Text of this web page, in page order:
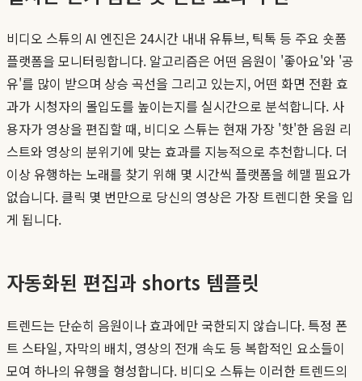
비디오 스튜의 AI 엔진은 24시간 내내 유튜브, 틱톡 등 주요 숏폼
플랫폼을 모니터링합니다. 알고리즘은 어떤 음원이 '좋아요'와 '공
유'를 많이 받으며 상승 곡선을 그리고 있는지, 어떤 화면 전환 효
과가 시청자의 몰입도를 높이는지를 실시간으로 분석합니다. 사
용자가 영상을 편집할 때, 비디오 스튜는 현재 가장 '핫'한 음원 리
스트와 영상의 분위기에 맞는 효과를 지능적으로 추천합니다. 더
이상 유행하는 노래를 찾기 위해 몇 시간씩 플랫폼을 헤맬 필요가
없습니다. 클릭 몇 번만으로 당신의 영상은 가장 트렌디한 옷을 입
게 됩니다.
자동화된 편집과 shorts 템플릿
트렌드는 단순히 음원이나 효과에만 국한되지 않습니다. 특정 폰
트 스타일, 자막의 배치, 영상의 전개 속도 등 복합적인 요소들이
모여 하나의 유행을 형성합니다. 비디오 스튜는 이러한 트렌드의